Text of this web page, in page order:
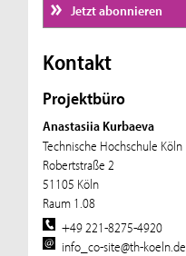
Jetzt abonnieren
Kontakt
Projektbüro
Anastasiia Kurbaeva
Technische Hochschule Köln
Robertstraße 2
51105 Köln
Raum 1.08
+49 221-8275-4920
info_co-site@th-koeln.de